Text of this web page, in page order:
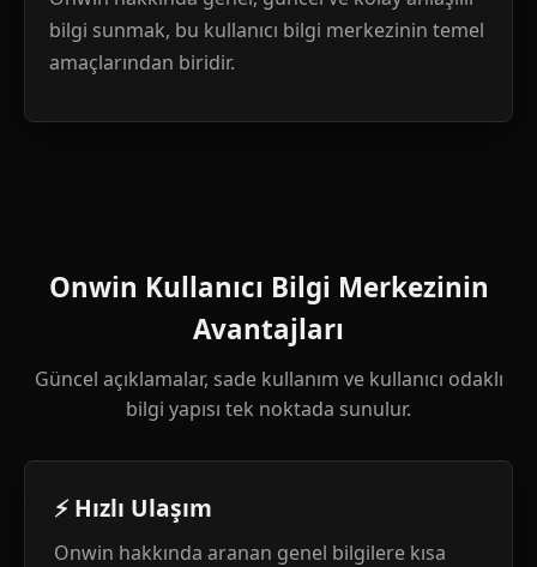
bilgi sunmak, bu kullanıcı bilgi merkezinin temel
amaçlarından biridir.
Onwin Kullanıcı Bilgi Merkezinin
Avantajları
Güncel açıklamalar, sade kullanım ve kullanıcı odaklı
bilgi yapısı tek noktada sunulur.
⚡ Hızlı Ulaşım
Onwin hakkında aranan genel bilgilere kısa